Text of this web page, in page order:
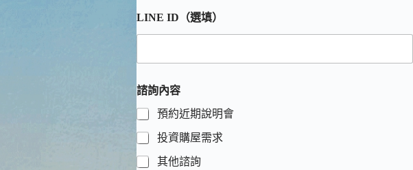
LINE ID（選填）
諮詢內容
預約近期說明會
投資購屋需求
其他諮詢